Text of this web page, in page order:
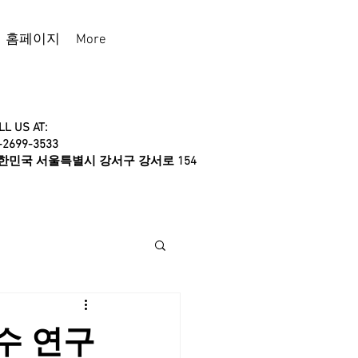
홈페이지 More
US AT:
3533
민국 서울특별시 강서구 강서로 154
연구